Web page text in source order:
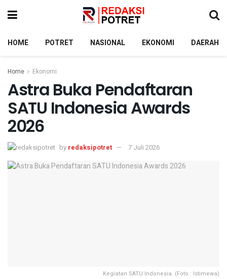
HOME POTRET NASIONAL EKONOMI DAERAH
Home Ekonomi
Astra Buka Pendaftaran
SATU Indonesia Awards
2026
by redaksipotret 7 Juli 2026
Kegiatan SATU Indonesia. (Foto : Istimewa)